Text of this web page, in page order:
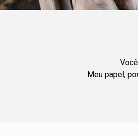
Meu papel,